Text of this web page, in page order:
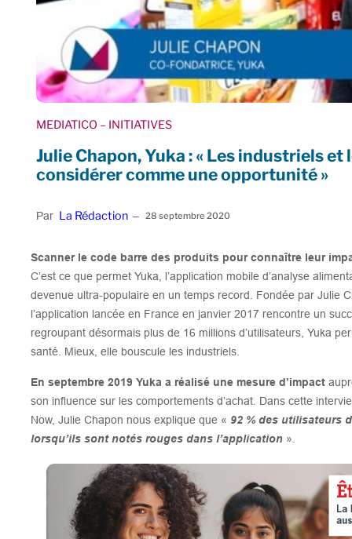
MEDIATICO – INITIATIVES
Julie Chapon, Yuka : « Les industriels
considérer comme une opportunité »
Par La Rédaction – 28 septembre 2020
Scanner le code barre des produits pour connaître leur
C’est ce que permet Yuka, l’application mobile d’analyse
devenue ultra-populaire en un temps record. Fondée par Julie
l’application lancée en France en janvier 2017 rencontre un
regroupant désormais plus de 16 millions d’utilisateurs, Yuka
santé. Mieux, elle bouscule les industriels.
En septembre 2019 Yuka a réalisé une mesure d’impact
son influence sur les comportements d’achat. Dans cette
Now, Julie Chapon nous explique que « 92 % des utilisateurs
lorsqu’ils sont notés rouges dans l’application ».